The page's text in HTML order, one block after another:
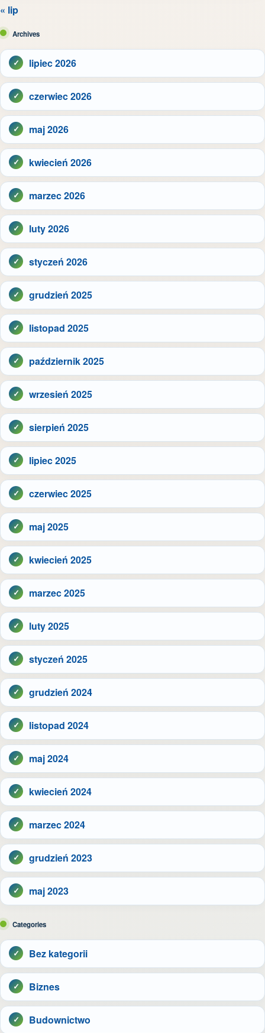
« lip
Archives
lipiec 2026
czerwiec 2026
maj 2026
kwiecień 2026
marzec 2026
luty 2026
styczeń 2026
grudzień 2025
listopad 2025
październik 2025
wrzesień 2025
sierpień 2025
lipiec 2025
czerwiec 2025
maj 2025
kwiecień 2025
marzec 2025
luty 2025
styczeń 2025
grudzień 2024
listopad 2024
maj 2024
kwiecień 2024
marzec 2024
grudzień 2023
maj 2023
Categories
Bez kategorii
Biznes
Budownictwo